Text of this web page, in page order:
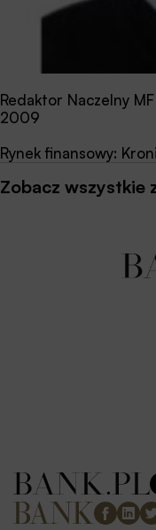
Redaktor Naczelny
2009
Rynek finansowy:
Zobacz wszystkie